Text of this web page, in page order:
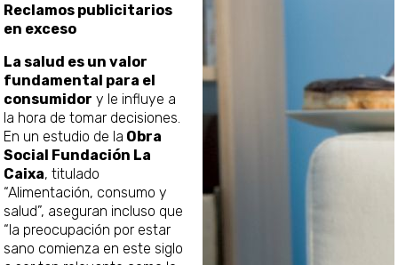
Reclamos publicitarios
en exceso
La salud es un valor
fundamental para el
consumidor y le influye a
la hora de tomar decisiones.
En un estudio de la Obra
Social Fundación La
Caixa, titulado
“Alimentación, consumo y
salud”, aseguran incluso que
“la preocupación por estar
sano comienza en este siglo